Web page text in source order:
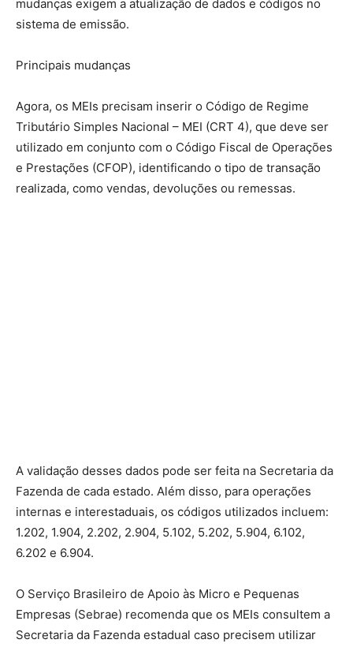
mudanças exigem a atualização de dados e códigos no
sistema de emissão.
Principais mudanças
Agora, os MEIs precisam inserir o Código de Regime
Tributário Simples Nacional – MEI (CRT 4), que deve ser
utilizado em conjunto com o Código Fiscal de Operações
e Prestações (CFOP), identificando o tipo de transação
realizada, como vendas, devoluções ou remessas.
A validação desses dados pode ser feita na Secretaria da
Fazenda de cada estado. Além disso, para operações
internas e interestaduais, os códigos utilizados incluem:
1.202, 1.904, 2.202, 2.904, 5.102, 5.202, 5.904, 6.102,
6.202 e 6.904.
O Serviço Brasileiro de Apoio às Micro e Pequenas
Empresas (Sebrae) recomenda que os MEIs consultem a
Secretaria da Fazenda estadual caso precisem utilizar